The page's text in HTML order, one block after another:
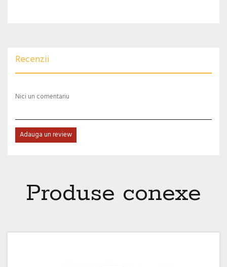
Recenzii
Nici un comentariu
Adauga un review
Produse conexe